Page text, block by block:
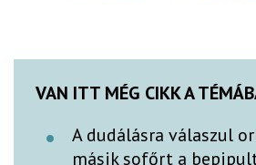
VAN ITT MÉG CIKK A
A dudálásra válaszul
másik sofőrt a